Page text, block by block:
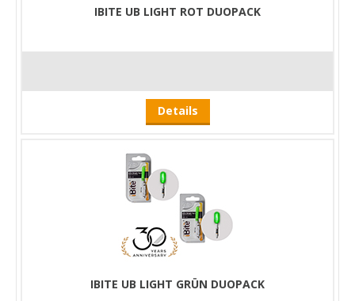
IBITE UB LIGHT ROT DUOPACK
Details
IBITE UB LIGHT GRÜN DUOPACK